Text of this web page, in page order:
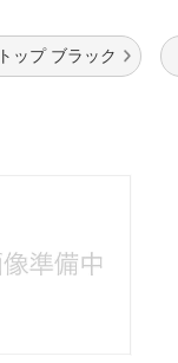
ップ ブラック